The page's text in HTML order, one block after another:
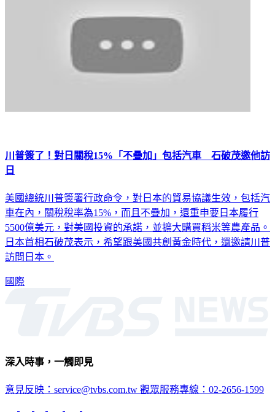
川普簽了！對日關稅15%「不疊加」包括汽車 石破茂邀他訪
日
美國總統川普簽署行政命令，對日本的貿易協議生效，包括汽
車在內，關稅稅率為15%，而且不疊加，還重申要日本履行
5500億美元，對美國投資的承諾，並擴大購買稻米等農產品。
日本首相石破茂表示，希望跟美國共創黃金時代，還邀請川普
訪問日本。
國際
深入時事，一觸即見
意見反映：service@tvbs.com.tw 觀眾服務專線：02-2656-1599